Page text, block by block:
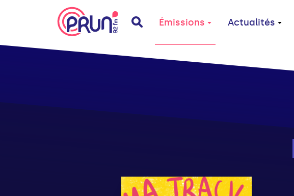
Émissions Actualités